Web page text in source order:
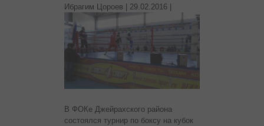
Ибрагим Цороев | 29.02.2016
В ФОКе Джейрахского района
состоялся турнир по боксу на кубок